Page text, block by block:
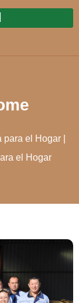
el Hogar |
el Hogar